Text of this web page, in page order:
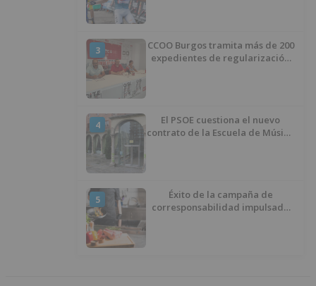
3
CCOO Burgos tramita más de 200
expedientes de regularización
4
El PSOE cuestiona el nuevo
contrato de la Escuela de Música
5
Éxito de la campaña de
corresponsabilidad impulsada